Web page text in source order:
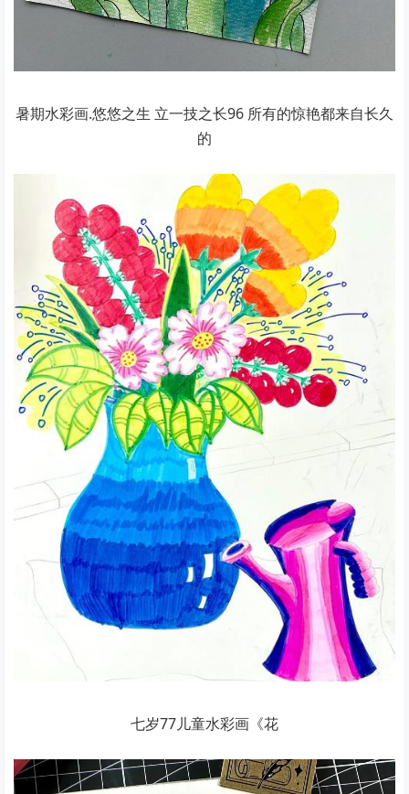
暑期水彩画.悠悠之生 立一技之长96 所有的惊艳都来自长久
的
七岁77儿童水彩画《花